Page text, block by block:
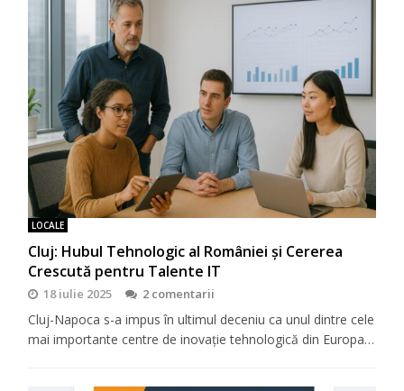
LOCALE
Cluj: Hubul Tehnologic al României și Cererea
Crescută pentru Talente IT
18 iulie 2025 2 comentarii
Cluj-Napoca s-a impus în ultimul deceniu ca unul dintre cele
mai importante centre de inovație tehnologică din Europa…